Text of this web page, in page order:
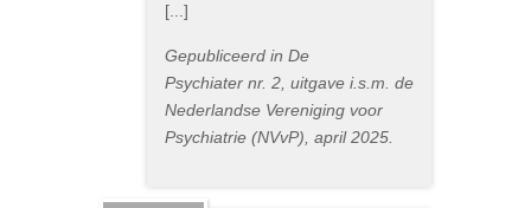
[...]
Gepubliceerd in De
Psychiater nr. 2, uitgave i.s.m. de
Nederlandse Vereniging voor
Psychiatrie (NVvP), april 2025.